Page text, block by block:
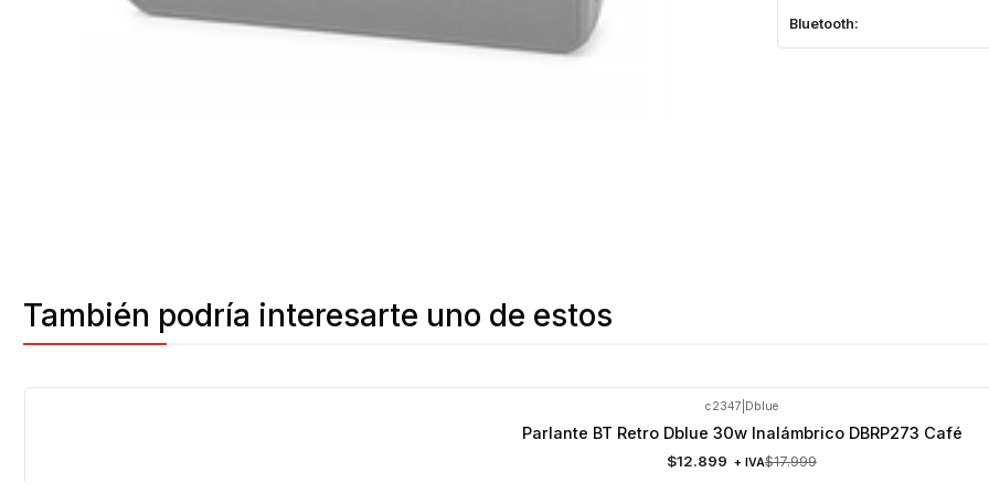
Bluetooth:
También podría interesarte uno de estos
c2347 Dblue
Parlante BT Retro Dblue 30w Inalámbrico DBRP273 Café
$12.899 + IVA$17.999